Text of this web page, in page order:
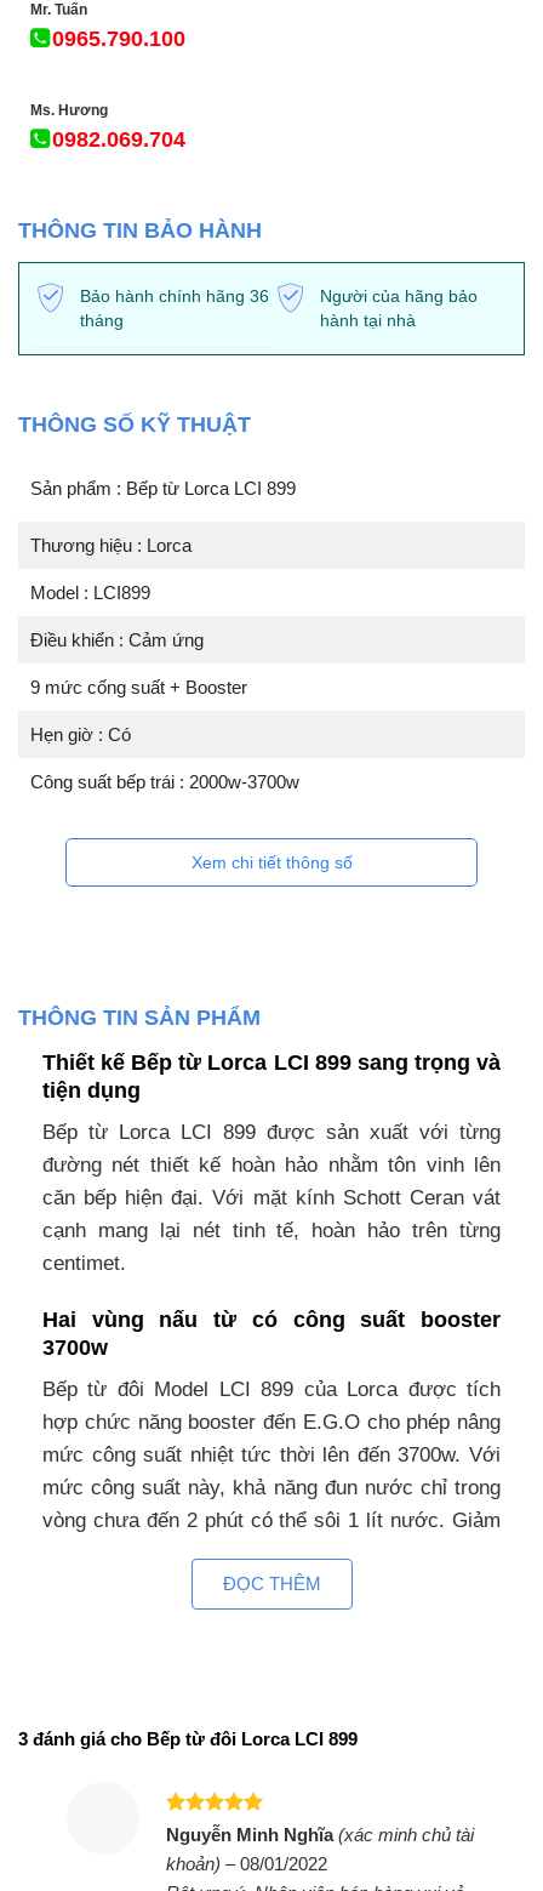
Mr. Tuấn
0965.790.100
Ms. Hương
0982.069.704
THÔNG TIN BẢO HÀNH
Bảo hành chính hãng 36
tháng
Người của hãng bảo
hành tại nhà
THÔNG SỐ KỸ THUẬT
Sản phẩm : Bếp từ Lorca LCI 899
Thương hiệu : Lorca
Model : LCI899
Điều khiển : Cảm ứng
9 mức cống suất + Booster
Hẹn giờ : Có
Công suất bếp trái : 2000w-3700w
Xem chi tiết thông số
THÔNG TIN SẢN PHẨM
Thiết kế Bếp từ Lorca LCI 899 sang trọng và
tiện dụng
Bếp từ Lorca LCI 899 được sản xuất với từng
đường nét thiết kế hoàn hảo nhằm tôn vinh lên
căn bếp hiện đại. Với mặt kính Schott Ceran vát
cạnh mang lại nét tinh tế, hoàn hảo trên từng
centimet.
Hai vùng nấu từ có công suất booster
3700w
Bếp từ đôi Model LCI 899 của Lorca được tích
hợp chức năng booster đến E.G.O cho phép nâng
mức công suất nhiệt tức thời lên đến 3700w. Với
mức công suất này, khả năng đun nước chỉ trong
vòng chưa đến 2 phút có thể sôi 1 lít nước. Giảm
thiểu thời gian rất nhiều so với bếp thông
thường.Bếp sử dụng mặt kính Schott Ceran vát
nhiệt. Kính không có chứa khoáng chất độc hại
trình nấu không sản sinh khí độc ảnh hưởng đến
môi trường xung quanh. Kính là vật liệu cách điện
nên bạn không cần lo lắng đến chuyện bị điện giật
ĐỌC THÊM
3 đánh giá cho Bếp từ đôi Lorca LCI 899
Được xếp
hạng
sao
Nguyễn Minh Nghĩa(xác minh chủ tài
khoản) – 08/01/2022